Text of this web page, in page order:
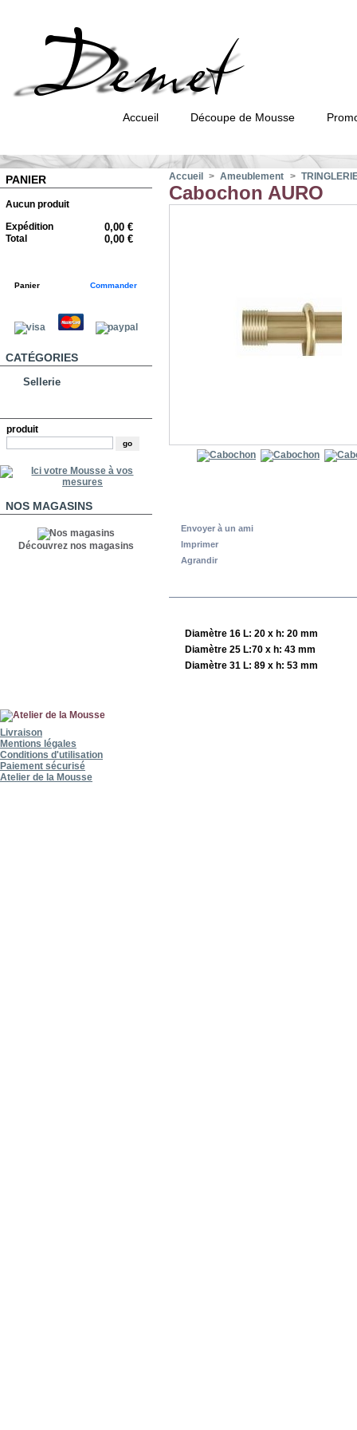
Accueil Découpe de Mousse
PANIER
Aucun produit
Expédition
0,00 €
Total 0,00 €
Panier Commander
CATÉGORIES
Sellerie
produit
NOS MAGASINS
Découvrez nos magasins
Accueil > Ameublement >
Cabochon AURO
Envoyer à un ami
Imprimer
Agrandir
Diamètre 16 L: 20 x h: 20 mm
Diamètre 25 L:70 x h: 43 mm
Diamètre 31 L: 89 x h: 53 mm
Livraison
Mentions légales
Conditions d'utilisation
Paiement sécurisé
Atelier de la Mousse